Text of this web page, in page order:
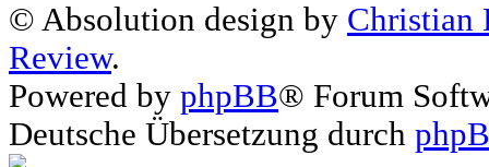
© Absolution design by Christian
Review.
Powered by phpBB® Forum
Deutsche Übersetzung durch